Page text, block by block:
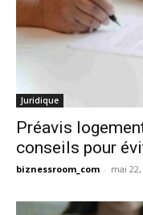
Juridique
Préavis
conseils pour
biznessroom_com - mai 22,